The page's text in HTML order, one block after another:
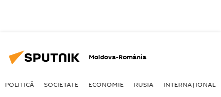
Moldova-România
POLITICĂ SOCIETATE ECONOMIE RUSIA INTERNAŢIONAL